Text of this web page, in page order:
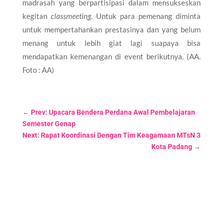
madrasah yang berpartisipasi dalam mensukseskan
kegitan classmeeting. Untuk para pemenang diminta
untuk mempertahankan prestasinya dan yang belum
menang untuk lebih giat lagi suapaya bisa
mendapatkan kemenangan di event berikutnya. (AA.
Foto : AA)
← Prev: Upacara Bendera Perdana Awal Pembelajaran
Semester Genap
Next: Rapat Koordinasi Dengan Tim Keagamaan MTsN 3
Kota Padang →